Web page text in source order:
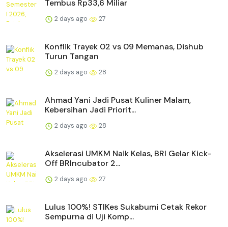
Tembus Rp33,6 Miliar
2 days ago 27
Konflik Trayek 02 vs 09 Memanas, Dishub
Turun Tangan
2 days ago 28
Ahmad Yani Jadi Pusat Kuliner Malam,
Kebersihan Jadi Priorit...
2 days ago 28
Akselerasi UMKM Naik Kelas, BRI Gelar Kick-
Off BRIncubator 2...
2 days ago 27
Lulus 100%! STIKes Sukabumi Cetak Rekor
Sempurna di Uji Komp...